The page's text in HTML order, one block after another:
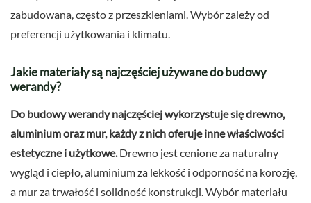
zabudowana, często z przeszkleniami. Wybór zależy od
preferencji użytkowania i klimatu.
Jakie materiały są najczęściej używane do budowy
werandy?
Do budowy werandy najczęściej wykorzystuje się drewno,
aluminium oraz mur, każdy z nich oferuje inne właściwości
estetyczne i użytkowe. Drewno jest cenione za naturalny
wygląd i ciepło, aluminium za lekkość i odporność na korozję,
a mur za trwałość i solidność konstrukcji. Wybór materiału